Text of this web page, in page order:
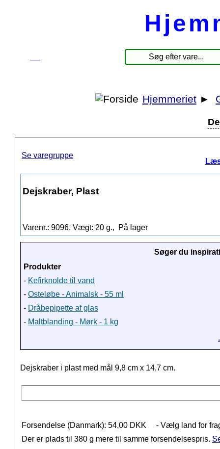
Hjemmeriet ►
Se varegruppe
Dejskraber, Plast
Varenr.: 9096, Vægt: 20 g., På lager
Søger du
Produkter
- Kefirknolde til vand
- Osteløbe - Animalsk - 55 ml
- Dråbepipette af glas
- Maltblanding - Mørk - 1 kg
Dejskraber i plast med mål 9,8 cm x 14,7 cm.
Forsendelse (Danmark): 54,00 DKK
- Vælg land for
Der er plads til 380 g mere til samme forsendelsespris.